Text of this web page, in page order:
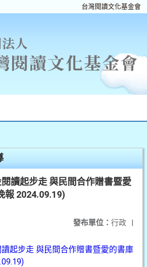
台灣閱讀文化基金會
閱讀起步走 與民間合作贈書暨愛
報 2024.09.19)
發布單位： 行政 |
讀起步走 與民間合作贈書暨愛的書庫